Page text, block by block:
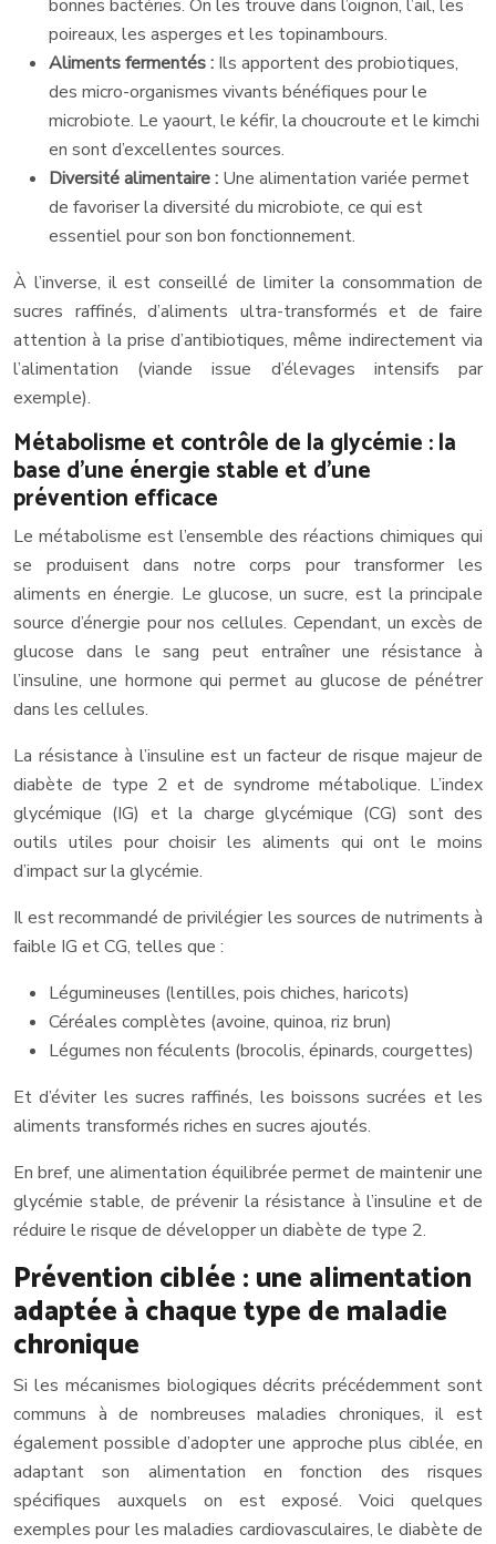
bonnes bactéries. On les trouve dans l’oignon, l’ail, les
poireaux, les asperges et les topinambours.
Aliments fermentés : Ils apportent des probiotiques,
des micro-organismes vivants bénéfiques pour le
microbiote. Le yaourt, le kéfir, la choucroute et le kimchi
en sont d’excellentes sources.
Diversité alimentaire : Une alimentation variée permet
de favoriser la diversité du microbiote, ce qui est
essentiel pour son bon fonctionnement.
À l’inverse, il est conseillé de limiter la consommation de
sucres raffinés, d’aliments ultra-transformés et de faire
attention à la prise d’antibiotiques, même indirectement via
l’alimentation (viande issue d’élevages intensifs par
exemple).
Métabolisme et contrôle de la glycémie : la
base d’une énergie stable et d’une
prévention efficace
Le métabolisme est l’ensemble des réactions chimiques qui
se produisent dans notre corps pour transformer les
aliments en énergie. Le glucose, un sucre, est la principale
source d’énergie pour nos cellules. Cependant, un excès de
glucose dans le sang peut entraîner une résistance à
l’insuline, une hormone qui permet au glucose de pénétrer
dans les cellules.
La résistance à l’insuline est un facteur de risque majeur de
diabète de type 2 et de syndrome métabolique. L’index
glycémique (IG) et la charge glycémique (CG) sont des
outils utiles pour choisir les aliments qui ont le moins
d’impact sur la glycémie.
Il est recommandé de privilégier les sources de nutriments à
faible IG et CG, telles que :
Légumineuses (lentilles, pois chiches, haricots)
Céréales complètes (avoine, quinoa, riz brun)
Légumes non féculents (brocolis, épinards, courgettes)
Et d’éviter les sucres raffinés, les boissons sucrées et les
aliments transformés riches en sucres ajoutés.
En bref, une alimentation équilibrée permet de maintenir une
glycémie stable, de prévenir la résistance à l’insuline et de
réduire le risque de développer un diabète de type 2.
Prévention ciblée : une alimentation
adaptée à chaque type de maladie
chronique
Si les mécanismes biologiques décrits précédemment sont
communs à de nombreuses maladies chroniques, il est
également possible d’adopter une approche plus ciblée, en
adaptant son alimentation en fonction des risques
spécifiques auxquels on est exposé. Voici quelques
exemples pour les maladies cardiovasculaires, le diabète de